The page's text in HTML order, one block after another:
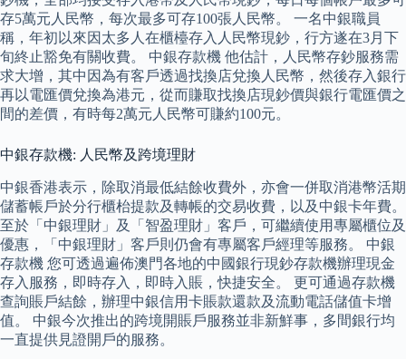
存5萬元人民幣，每次最多可存100張人民幣。 一名中銀職員
稱，年初以來因太多人在櫃檯存入人民幣現鈔，行方遂在3月下
旬終止豁免有關收費。 中銀存款機 他估計，人民幣存鈔服務需
求大增，其中因為有客戶透過找換店兌換人民幣，然後存入銀行
再以電匯價兌換為港元，從而賺取找換店現鈔價與銀行電匯價之
間的差價，有時每2萬元人民幣可賺約100元。
中銀存款機: 人民幣及跨境理財
中銀香港表示，除取消最低結餘收費外，亦會一併取消港幣活期
儲蓄帳戶於分行櫃枱提款及轉帳的交易收費，以及中銀卡年費。
至於「中銀理財」及「智盈理財」客戶，可繼續使用專屬櫃位及
優惠，「中銀理財」客戶則仍會有專屬客戶經理等服務。 中銀
存款機 您可透過遍佈澳門各地的中國銀行現鈔存款機辦理現金
存入服務，即時存入，即時入賬，快捷安全。 更可通過存款機
查詢賬戶結餘，辦理中銀信用卡賬款還款及流動電話儲值卡增
值。 中銀今次推出的跨境開賬戶服務並非新鮮事，多間銀行均
一直提供見證開戶的服務。